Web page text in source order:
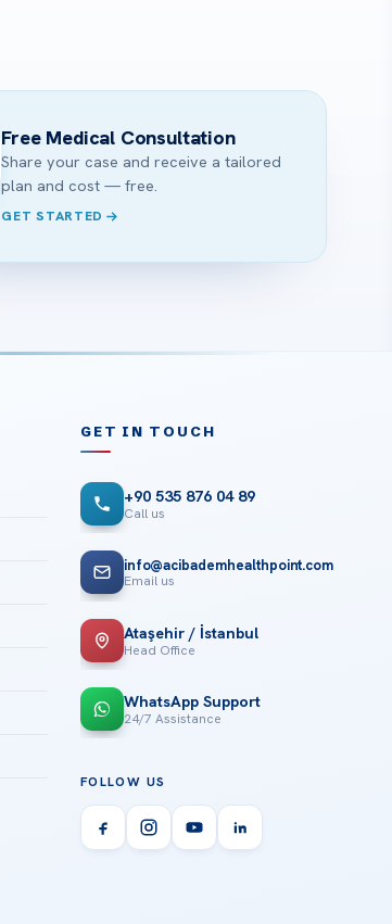
Free Medical Consultation
Share your case and receive a tailored
plan and cost — free.
GET STARTED
GET IN TOUCH
+90 535 876 04 89
Call us
info@acibademhealthpoint.com
Email us
Ataşehir / İstanbul
Head Office
WhatsApp Support
24/7 Assistance
FOLLOW US